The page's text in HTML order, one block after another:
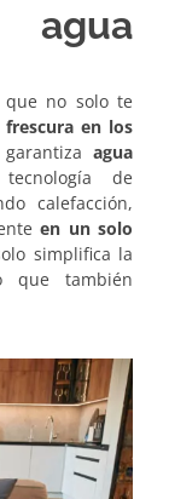
agua
no solo te
frescura en los
agua
de
calefacción,
en un solo
simplifica la
que también